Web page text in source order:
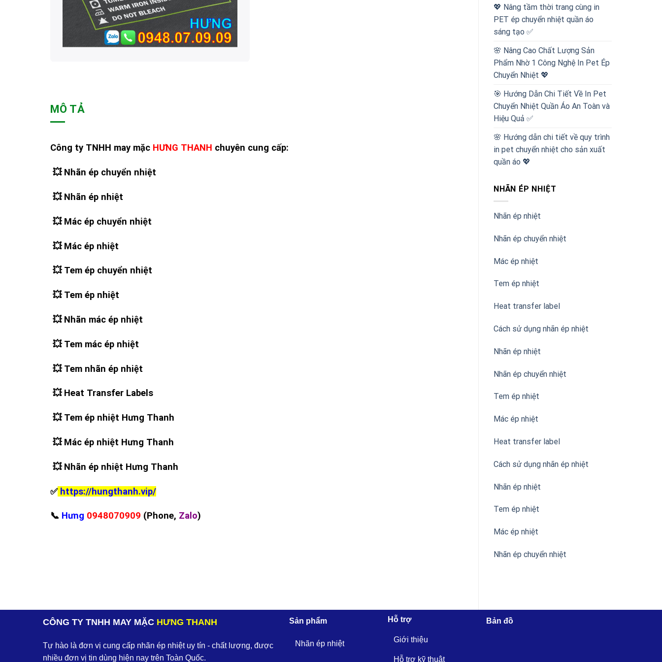
💖 Nâng tầm thời trang cùng in
PET ép chuyển nhiệt quần áo
sáng tạo ✅
🌸 Nâng Cao Chất Lượng Sản
Phẩm Nhờ 1 Công Nghệ In Pet Ép
Chuyển Nhiệt 💖
🎯 Hướng Dẫn Chi Tiết Về In Pet
Chuyển Nhiệt Quần Áo An Toàn và
Hiệu Quả ✅
🌸 Hướng dẫn chi tiết về quy trình
in pet chuyển nhiệt cho sản xuất
quần áo 💖
NHÃN ÉP NHIỆT
Nhãn ép nhiệt
Nhãn ép chuyển nhiệt
Mác ép nhiệt
Tem ép nhiệt
Heat transfer label
Cách sử dụng nhãn ép nhiệt
Nhãn ép nhiệt
Nhãn ép chuyển nhiệt
Tem ép nhiệt
Mác ép nhiệt
Heat transfer label
Cách sử dụng nhãn ép nhiệt
Nhãn ép nhiệt
Tem ép nhiệt
Mác ép nhiệt
Nhãn ép chuyển nhiệt
MÔ TẢ
Công ty TNHH may mặc HƯNG THANH chuyên cung cấp:
💥 Nhãn ép chuyển nhiệt
💥Nhãn ép nhiệt
💥Mác ép chuyển nhiệt
💥Mác ép nhiệt
💥Tem ép chuyển nhiệt
💥Tem ép nhiệt
💥Nhãn mác ép nhiệt
💥Tem mác ép nhiệt
💥Tem nhãn ép nhiệt
💥Heat Transfer Labels
💥Tem ép nhiệt Hưng Thanh
💥Mác ép nhiệt Hưng Thanh
💥Nhãn ép nhiệt Hưng Thanh
✅ https://hungthanh.vip/
📞 Hưng 0948070909 (Phone, Zalo)
CÔNG TY TNHH MAY MẶC HƯNG THANH
Tự hào là đơn vị cung cấp nhãn ép nhiệt uy tín - chất lượng, được
nhiều đơn vị tin dùng hiện nay trên Toàn Quốc.
Sản phẩm
Nhãn ép nhiệt
Hỗ trợ
Giới thiệu
Hỗ trợ kỹ thuật
Bản đồ